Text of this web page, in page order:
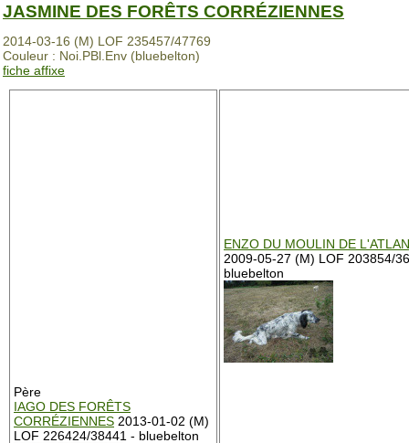
JASMINE DES FORÊTS CORRÉZIENNES
2014-03-16 (M) LOF 235457/47769
Couleur : Noi.PBl.Env (bluebelton)
fiche affixe
Père
IAGO DES FORÊTS
CORRÉZIENNES 2013-01-02 (M)
LOF 226424/38441 - bluebelton
ENZO DU MOULIN DE
2009-05-27 (M) LOF 203854/
bluebelton